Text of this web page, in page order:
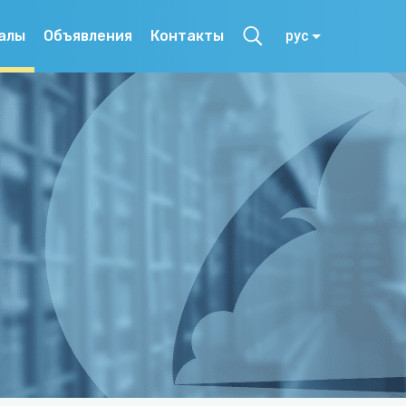
Объявления Контакты рус